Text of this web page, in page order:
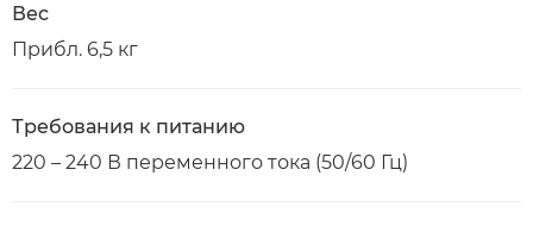
Вес
Прибл. 6,5 кг
Требования к питанию
220 – 240 В переменного тока (50/60 Гц)